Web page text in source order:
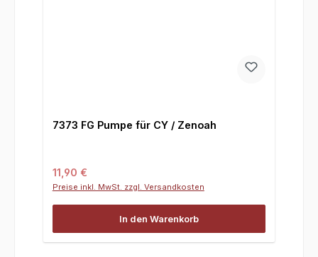
7373 FG Pumpe für CY / Zenoah
Regulärer Preis:
11,90 €
Preise inkl. MwSt. zzgl. Versandkosten
In den Warenkorb